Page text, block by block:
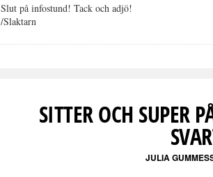
Slut på infostund! Tack och adjö!
/Slaktarn
SITTER OCH SUPER
JULIA